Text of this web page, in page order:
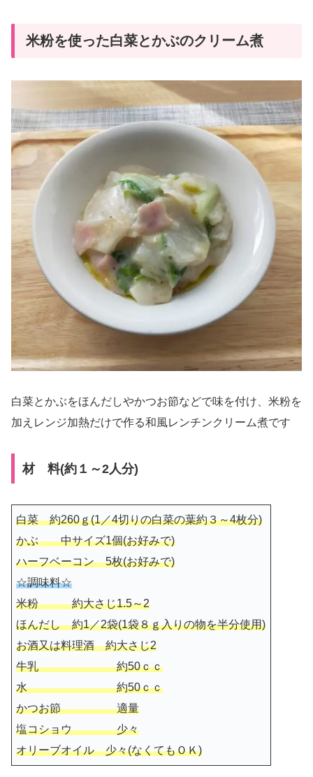
米粉を使った白菜とかぶのクリーム煮
白菜とかぶをほんだしやかつお節などで味を付け、米粉を
加えレンジ加熱だけで作る和風レンチンクリーム煮です
材 料(約１～2人分)
白菜 約260ｇ(1／4切りの白菜の葉約３～4枚分)
かぶ 中サイズ1個(お好みで)
ハーフベーコン 5枚(お好みで)
☆調味料☆
米粉 約大さじ1.5～2
ほんだし 約1／2袋(1袋８ｇ入りの物を半分使用)
お酒又は料理酒 約大さじ2
牛乳 約50ｃｃ
水 約50ｃｃ
かつお節 適量
塩コショウ 少々
オリーブオイル 少々(なくてもＯＫ)